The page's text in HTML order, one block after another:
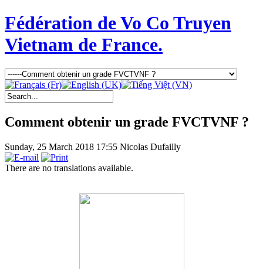
Fédération de Vo Co Truyen
Vietnam de France.
Comment obtenir un grade FVCTVNF ?
Sunday, 25 March 2018 17:55 Nicolas Dufailly
There are no translations available.